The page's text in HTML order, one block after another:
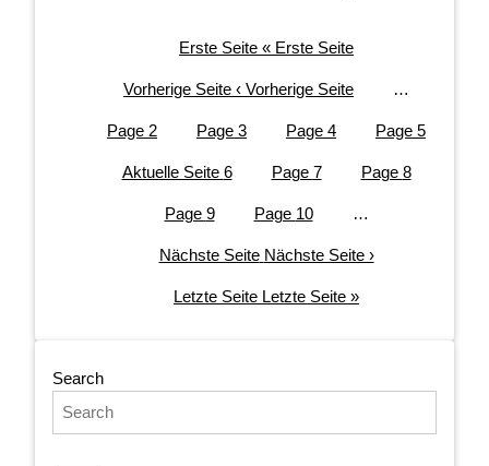
Erste Seite « Erste Seite
Vorherige Seite ‹ Vorherige Seite …
Page 2 Page 3 Page 4 Page 5
Aktuelle Seite 6 Page 7 Page 8
Page 9 Page 10 …
Nächste Seite Nächste Seite ›
Letzte Seite Letzte Seite »
Search